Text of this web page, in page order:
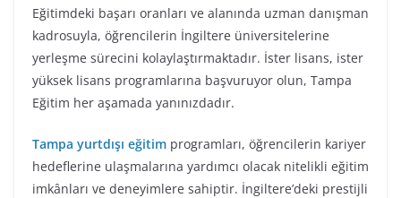
Eğitimdeki başarı oranları ve alanında uzman danışman
kadrosuyla, öğrencilerin İngiltere üniversitelerine
yerleşme sürecini kolaylaştırmaktadır. İster lisans, ister
yüksek lisans programlarına başvuruyor olun, Tampa
Eğitim her aşamada yanınızdadır.
Tampa yurtdışı eğitim programları, öğrencilerin kariyer
hedeflerine ulaşmalarına yardımcı olacak nitelikli eğitim
imkânları ve deneyimlere sahiptir. İngiltere’deki prestijli